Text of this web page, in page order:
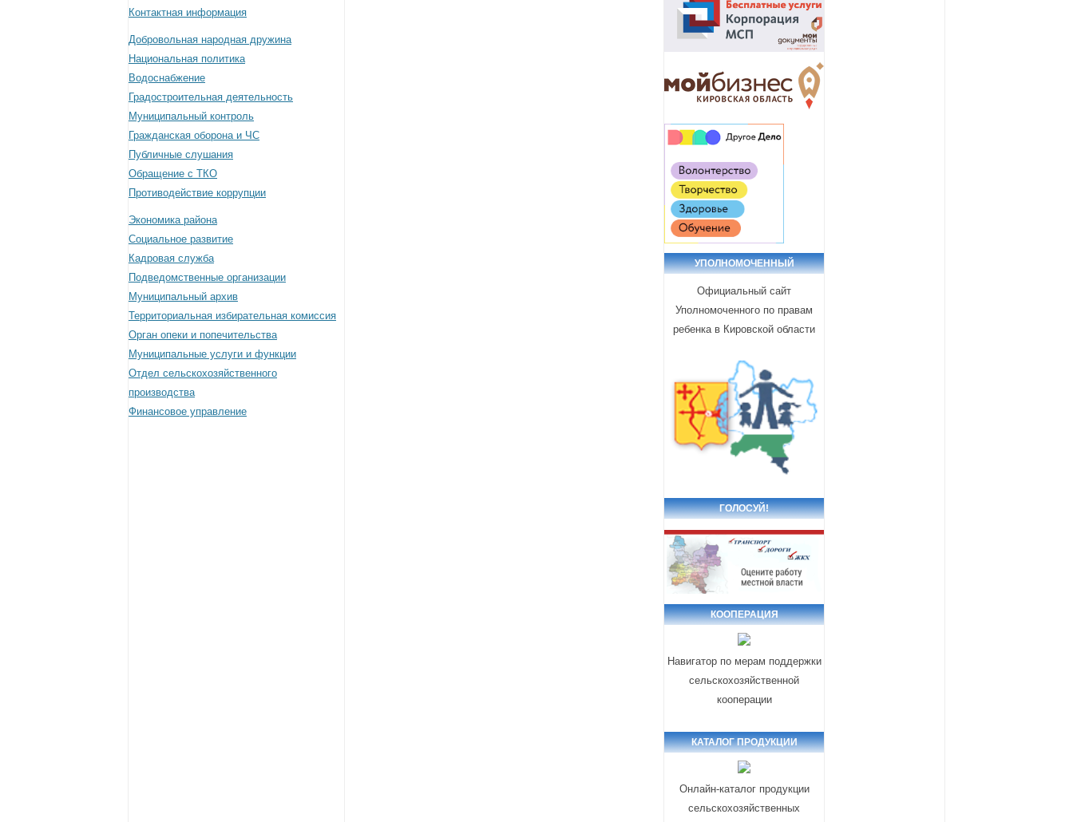
Контактная информация
Добровольная народная дружина
Национальная политика
Водоснабжение
Градостроительная деятельность
Муниципальный контроль
Гражданская оборона и ЧС
Публичные слушания
Обращение с ТКО
Противодействие коррупции
Экономика района
Социальное развитие
Кадровая служба
Подведомственные организации
Муниципальный архив
Территориальная избирательная комиссия
Орган опеки и попечительства
Муниципальные услуги и функции
Отдел сельскохозяйственного
производства
Финансовое управление
УПОЛНОМОЧЕННЫЙ
Официальный сайт
Уполномоченного по правам
ребенка в Кировской области
ГОЛОСУЙ!
КООПЕРАЦИЯ
Навигатор по мерам поддержки
сельскохозяйственной
кооперации
КАТАЛОГ ПРОДУКЦИИ
Онлайн-каталог продукции
сельскохозяйственных